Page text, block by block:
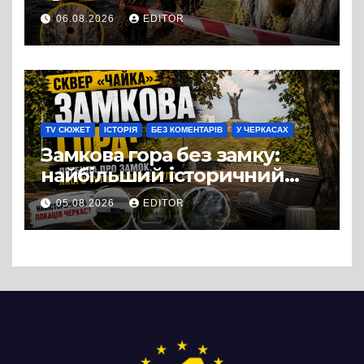
супермаркету VARUS на
проспекті Перемоги всохли
дерева. І це навряд чи
можна назвати
випадковістю
06.08.2026 EDITOR
TV СЮЖЕТ ІСТОРІЯ БЕЗ КОМЕНТАРІВ У ЧЕРКАСАХ
Замкова гора без замку:
найбільший історичний
міф Черкас
05.08.2026 EDITOR